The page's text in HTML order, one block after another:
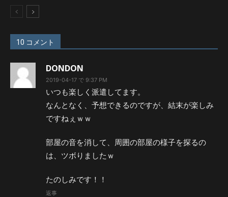
10 コメント
DONDON
2019-04-17 で 9:37 PM
いつも楽しく派遣してます。
なんとなく、予想できるのですが、結末が楽しみ
ですねぇｗｗ
部屋の音を消して、周囲の部屋の様子を探るの
は、ツボりましたｗ
たのしみです！！
返事